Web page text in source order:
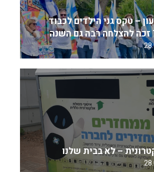
– טקס גני הילדים לכבוד
– לא בבית שלנו